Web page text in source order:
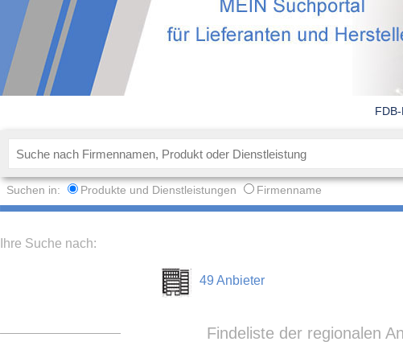
Suchen in: Produkte und Dienstleistungen Firmenname
Ihre Suche nach:
49 Anbieter
Findeliste der regionalen